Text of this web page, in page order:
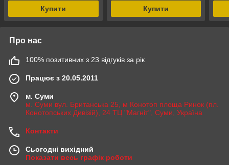
Купити Купити
Про нас
100% позитивних з 23 відгуків за рік
Працює з 20.05.2011
м. Суми
м. Суми вул. Британська 25, м Конотоп площа Ринок (пл.
Конотопських Дивізій), 24 ТЦ "Магніт", Суми, Україна
Контакти
Сьогодні вихідний
Показати весь графік роботи